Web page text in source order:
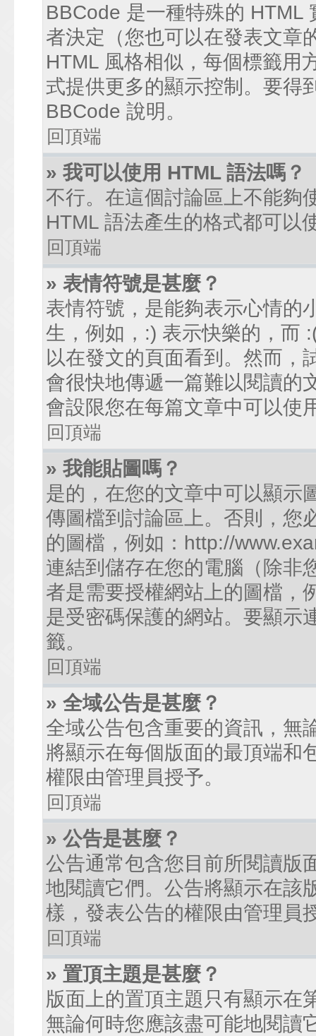
BBCode 是一種特殊的 HTML
者決定（您也可以在發表文章
HTML 風格相似，每個標籤用
式提供更多的顯示控制。要得
BBCode 說明。
回頂端
» 我可以使用 HTML 語法嗎？
不行。在這個討論區上不能夠
HTML 語法產生的格式都可以
回頂端
» 表情符號是甚麼？
表情符號，是能夠表示心情的
生，例如，:) 表示快樂的，而
以在發文的頁面看到。然而，
會很快地傳遞一篇難以閱讀的
會設限您在每篇文章中可以使
回頂端
» 我能貼圖嗎？
是的，在您的文章中可以顯示
傳圖檔到討論區上。否則，您
的圖檔，例如：http://
連結到儲存在您的電腦（除非
者是需要授權網站上的圖檔，
是受密碼保護的網站。要顯示
籤。
回頂端
» 全域公告是甚麼？
全域公告包含重要的資訊，無
將顯示在每個版面的最頂端和
權限由管理員授予。
回頂端
» 公告是甚麼？
公告通常包含您目前所閱讀版
地閱讀它們。公告將顯示在該
樣，發表公告的權限由管理員
回頂端
» 置頂主題是甚麼？
版面上的置頂主題只有顯示在
無論何時您應該盡可能地閱讀